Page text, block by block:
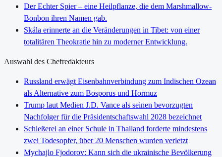
Der Echter Spier – eine Heilpflanze, die dem Marshmallow-
Bonbon ihren Namen gab.
Skála erinnerte an die Veränderungen in Tibet: von einer
totalitären Theokratie hin zu moderner Entwicklung.
Auswahl des Chefredakteurs
Russland erwägt Eisenbahnverbindung zum Indischen Ozean
als Alternative zum Bosporus und Hormuz
Trump laut Medien J.D. Vance als seinen bevorzugten
Nachfolger für die Präsidentschaftswahl 2028 bezeichnet
Schießerei an einer Schule in Thailand forderte mindestens
zwei Todesopfer, über 20 Menschen wurden verletzt
Mychajlo Fjodorov: Kann sich die ukrainische Bevölkerung